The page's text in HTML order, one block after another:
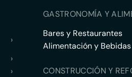
›
›
›
GASTRONOMÍA Y
Bares y Restaurantes
Alimentación y Bebidas
CONSTRUCCIÓN Y